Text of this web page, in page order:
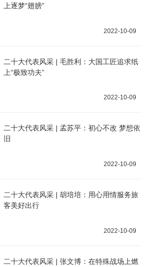
上逐梦“翅膀”
2022-10-09
二十大代表风采 | 毛胜利：大国工匠追求纸
上“极致功夫”
2022-10-09
二十大代表风采 | 孟苏平：初心不改 梦想依
旧
2022-10-09
二十大代表风采 | 胡培培：用心用情服务旅
客美好出行
2022-10-09
二十大代表风采 | 张文博：在特殊战场上燃